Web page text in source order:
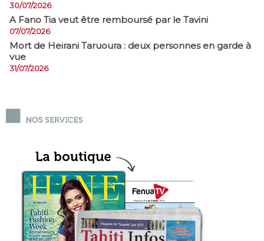
30/07/2026
A Fano Tia veut être remboursé par le Tavini
07/07/2026
Mort de Heirani Taruoura : deux personnes en garde à
vue
31/07/2026